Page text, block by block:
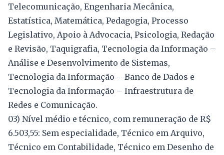
Telecomunicação, Engenharia Mecânica,
Estatística, Matemática, Pedagogia, Processo
Legislativo, Apoio à Advocacia, Psicologia, Redação
e Revisão, Taquigrafia, Tecnologia da Informação –
Análise e Desenvolvimento de Sistemas,
Tecnologia da Informação – Banco de Dados e
Tecnologia da Informação – Infraestrutura de
Redes e Comunicação.
03) Nível médio e técnico, com remuneração de R$
6.503,55: Sem especialidade, Técnico em Arquivo,
Técnico em Contabilidade, Técnico em Desenho de